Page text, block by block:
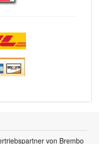
von Brembo